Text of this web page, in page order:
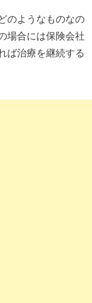
のようなものなの
場合には保険会社
ば治療を継続する